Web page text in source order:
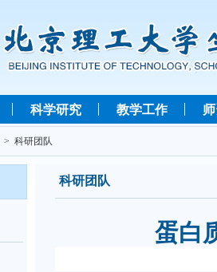
科学研究 教学工作
> 科研团队
科研团队
蛋白